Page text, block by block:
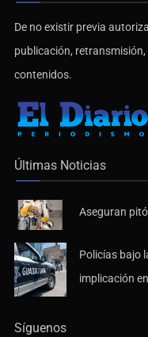
De no existir previa
publicación,
contenidos.
Últimas Noticias
Aseguran
Policías bajo
implicación
Síguenos